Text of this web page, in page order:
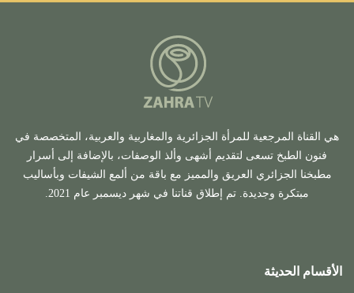
هي القناة المرجعية للمرأة الجزائرية والمغاربية والعربية، المتخصصة في
فنون الطبخ تسعى لتقديم أشهى وألذ الوصفات، بالإضافة إلى أسرار
مطبخنا الجزائري العريق والمميز مع باقة من ألمع الشيفات وبأساليب
مبتكرة وجديدة. تم إطلاق قناتنا في شهر ديسمبر عام 2021.
الأقسام الحديثة